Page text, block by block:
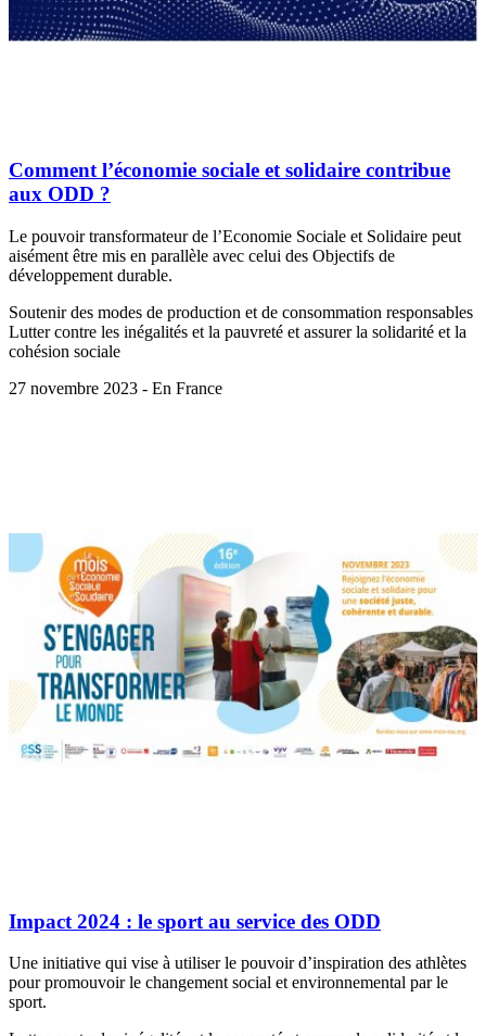
Comment l’économie sociale et solidaire contribue
aux ODD ?
Le pouvoir transformateur de l’Economie Sociale et Solidaire peut
aisément être mis en parallèle avec celui des Objectifs de
développement durable.
Soutenir des modes de production et de consommation responsables
Lutter contre les inégalités et la pauvreté et assurer la solidarité et la
cohésion sociale
27 novembre 2023 - En France
Impact 2024 : le sport au service des ODD
Une initiative qui vise à utiliser le pouvoir d’inspiration des athlètes
pour promouvoir le changement social et environnemental par le
sport.